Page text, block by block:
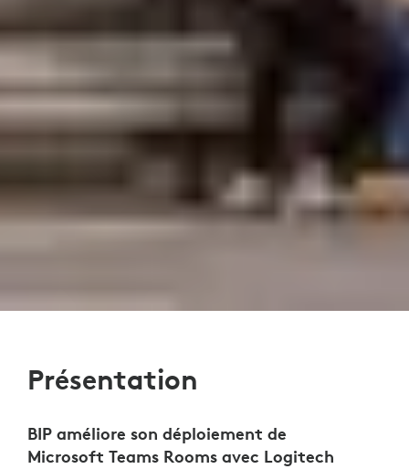
Présentation
BIP améliore son déploiement de
Microsoft Teams Rooms avec Logitech